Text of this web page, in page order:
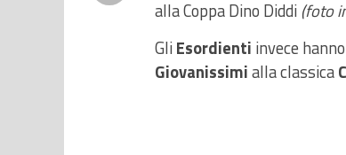
alla Coppa Dino Diddi (foto
GliEsordienti invece
Giovanissimialla classica